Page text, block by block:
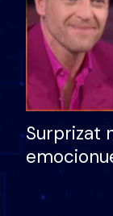
Surprizat
nëna
nuk i